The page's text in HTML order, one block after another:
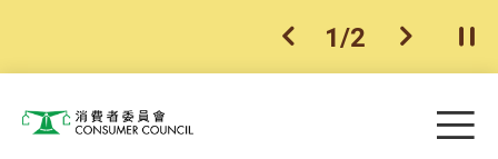
上一個
1/2 下一個開
消費者委員會 目